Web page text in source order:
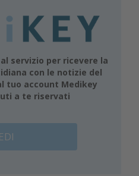
servizio per ricevere la
con le notizie del
tuo account Medikey
a te riservati